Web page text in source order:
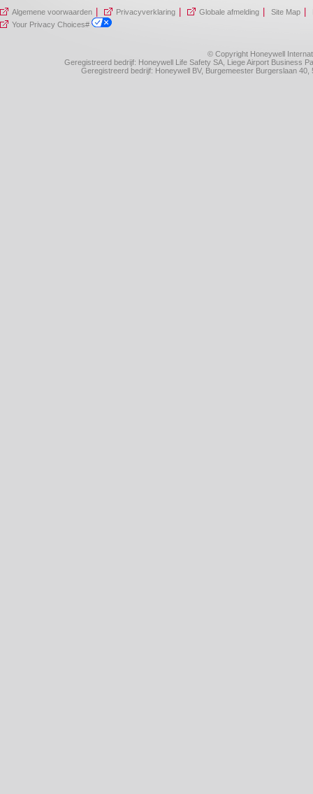
Algemene voorwaarden Privacyverklaring Globale afmelding Site Map
Your Privacy Choices#
© Copyright Honeywell
Geregistreerd bedrijf: Honeywell Life Safety SA, Liege Airport Business
Geregistreerd bedrijf: Honeywell BV, Burgemeester Burgerslaan